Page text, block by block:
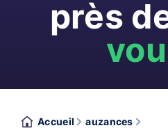
près
Accueil
auzances